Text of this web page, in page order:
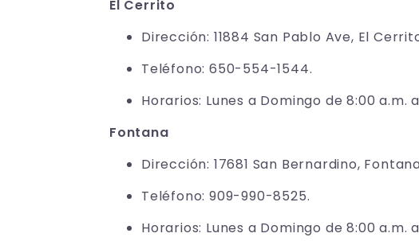
El Cerrito
Dirección: 11884 San Pablo Ave, El
Teléfono: 650-554-1544.
Horarios: Lunes a Domingo de 8:00 a.m.
Fontana
Dirección: 17681 San Bernardino,
Teléfono: 909-990-8525.
Horarios: Lunes a Domingo de 8:00 a.m.